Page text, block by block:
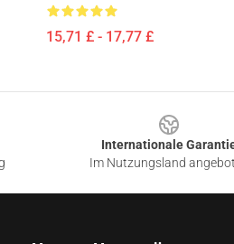
15,71 £ - 17,77 £
Internationale
Im Nutzungsland